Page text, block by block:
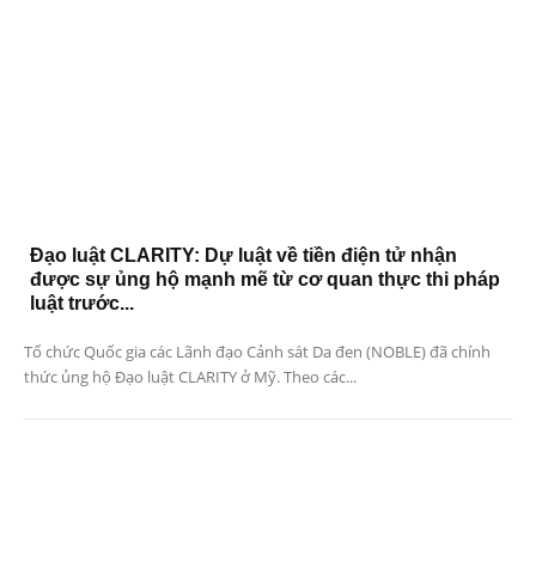
Đạo luật CLARITY: Dự luật về tiền điện tử nhận
được sự ủng hộ mạnh mẽ từ cơ quan thực thi pháp
luật trước...
Tổ chức Quốc gia các Lãnh đạo Cảnh sát Da đen (NOBLE) đã chính
thức ủng hộ Đạo luật CLARITY ở Mỹ. Theo các...